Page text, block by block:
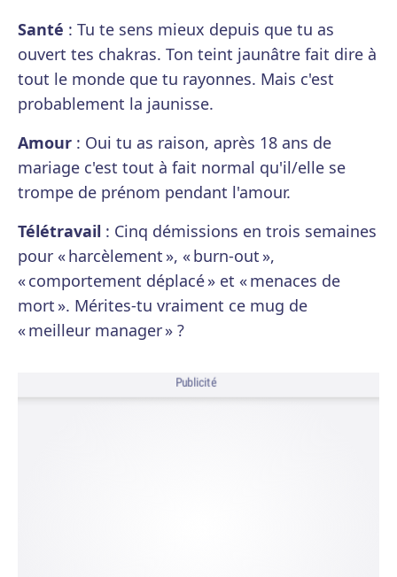
Santé : Tu te sens mieux depuis que tu as
ouvert tes chakras. Ton teint jaunâtre fait dire à
tout le monde que tu rayonnes. Mais c'est
probablement la jaunisse.
Amour : Oui tu as raison, après 18 ans de
mariage c'est tout à fait normal qu'il/elle se
trompe de prénom pendant l'amour.
Télétravail : Cinq démissions en trois semaines
pour « harcèlement », « burn-out »,
« comportement déplacé » et « menaces de
mort ». Mérites-tu vraiment ce mug de
« meilleur manager » ?
Publicité